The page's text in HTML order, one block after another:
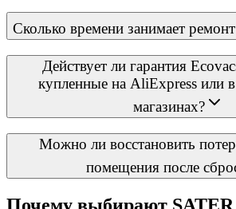
Сколько времени занимает
Действует ли гарантия
купленные на AliExpress или
магазинах?
Можно ли восстановить
помещения после
Почему выбирают SATER